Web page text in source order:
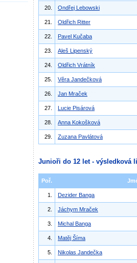
20. Ondřej Lebowski
21. Oldřich Ritter
22. Pavel Kučaba
23. Aleš Lipenský
24. Oldřich Vrátník
25. Věra Jandečková
26. Jan Mraček
27. Lucie Pisárová
28. Anna Kokošková
29. Zuzana Pavlátová
Junioři do 12 let - výsledková
Poř.
1. Dezider Banga
2. Jáchym Mraček
3. Michal Banga
4. Matěj Šíma
5. Nikolas Jandečka